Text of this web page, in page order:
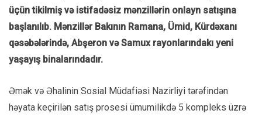
üçün tikilmiş və istifadəsiz mənzillərin onlayn satışına
başlanılıb. Mənzillər Bakının Ramana, Ümid, Kürdəxanı
qəsəbələrində, Abşeron və Samux rayonlarındakı yeni
yaşayış binalarındadır.
Əmək və Əhalinin Sosial Müdafiəsi Nazirliyi tərəfindən
həyata keçirilən satış prosesi ümumilikdə 5 kompleks üzrə